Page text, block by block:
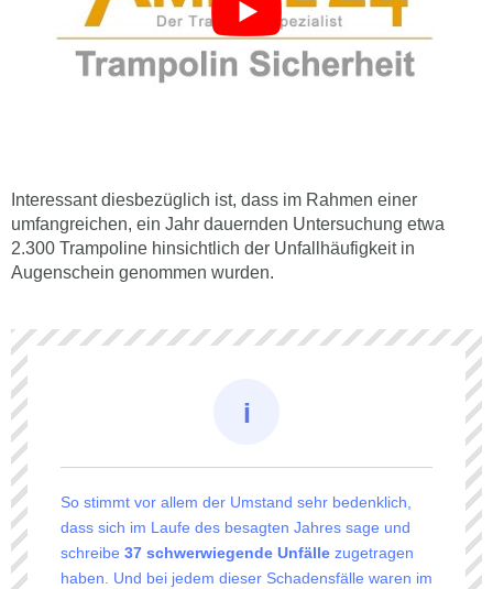
Interessant diesbezüglich ist, dass im Rahmen einer
umfangreichen, ein Jahr dauernden Untersuchung etwa
2.300 Trampoline hinsichtlich der Unfallhäufigkeit in
Augenschein genommen wurden.
So stimmt vor allem der Umstand sehr bedenklich,
dass sich im Laufe des besagten Jahres sage und
schreibe 37 schwerwiegende Unfälle zugetragen
haben. Und bei jedem dieser Schadensfälle waren im